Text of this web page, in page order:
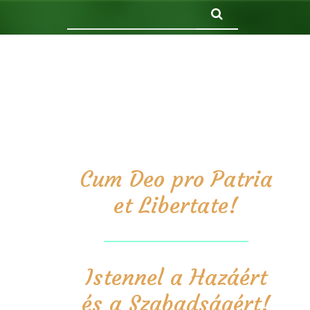
Cum Deo pro Patria
et Libertate!
Istennel a Hazáért
és a Szabadságért!